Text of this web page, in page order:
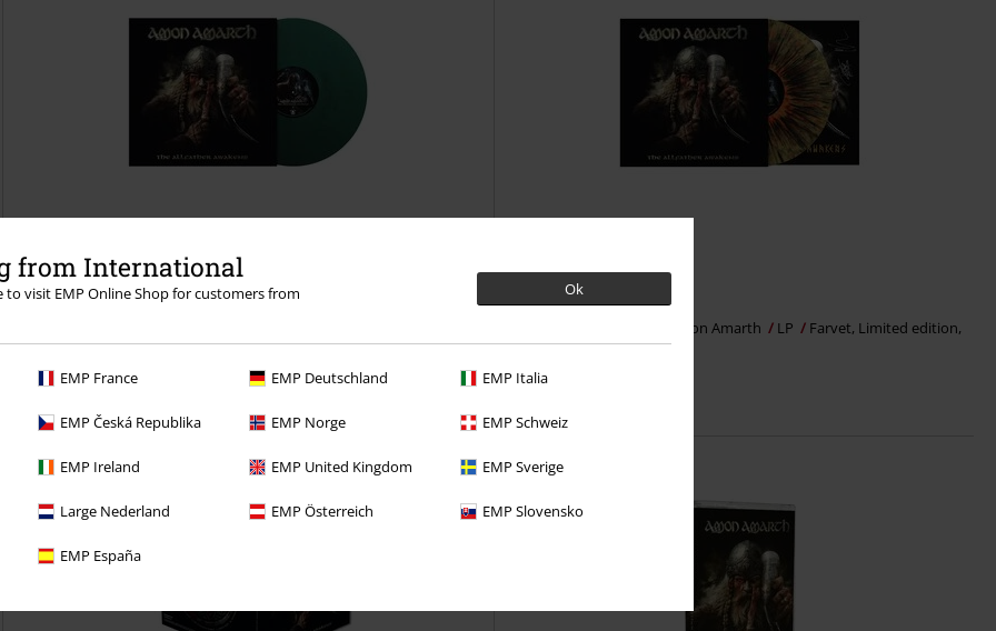
from International
to visit EMP Online Shop for customers from
Ok
EMP France EMP Deutschland EMP Italia
EMP Česká Republika EMP Norge EMP Schweiz
EMP Ireland EMP United Kingdom EMP Sverige
Large Nederland EMP Österreich EMP Slovensko
EMP España
kr 289.95
Standard
kr 309.95
Amon Amarth LP
Farvet, Limited edition,
Standard